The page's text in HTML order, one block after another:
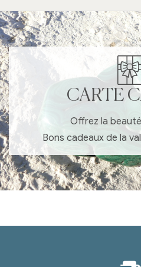
CARTE
Offrez la
Bons cadeaux de la